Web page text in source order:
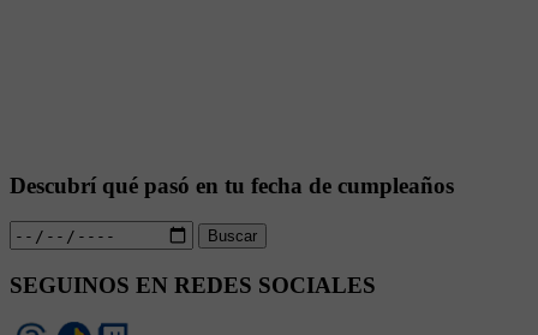
Descubrí qué pasó en tu fecha de cumpleaños
Buscar
SEGUINOS EN REDES SOCIALES